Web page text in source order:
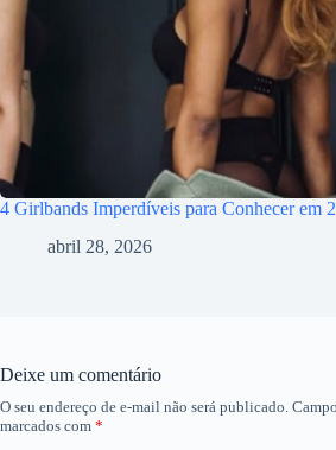
4 Girlbands Imperdíveis para Conhecer em
abril 28, 2026
Deixe um comentário
O seu endereço de e-mail não será publicado.
marcados com *